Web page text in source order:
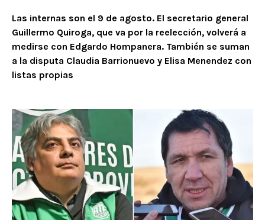
Las internas son el 9 de agosto. El secretario general
Guillermo Quiroga, que va por la reelección, volverá a
medirse con Edgardo Hompanera. También se suman
a la disputa Claudia Barrionuevo y Elisa Menendez con
listas propias